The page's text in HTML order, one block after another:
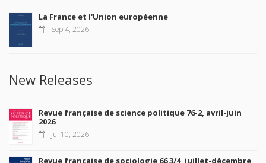
La France et l'Union européenne
Sep 4, 2026
New Releases
Revue française de science politique 76-2, avril-juin
2026
Jul 10, 2026
Revue française de sociologie 66 3/4, juillet-décembre